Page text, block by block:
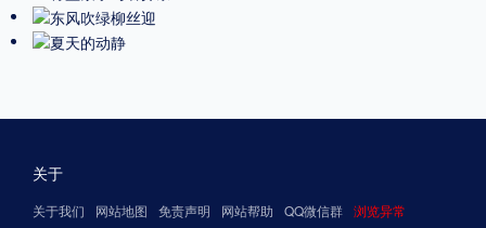
关于
关于我们 网站地图 免责声明 网站帮助 QQ微信群 浏览异常